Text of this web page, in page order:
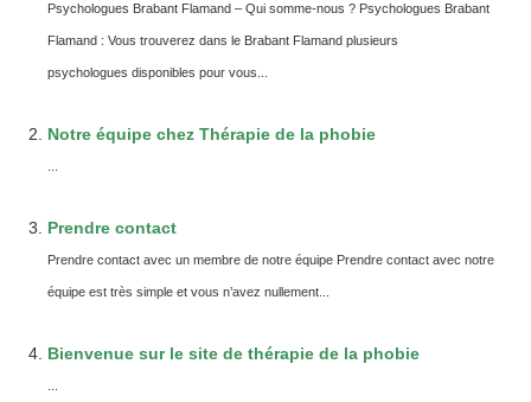
Psychologues Brabant Flamand – Qui somme-nous ? Psychologues Brabant
Flamand : Vous trouverez dans le Brabant Flamand plusieurs
psychologues disponibles pour vous...
Notre équipe chez Thérapie de la phobie
Prendre contact
Prendre contact avec un membre de notre équipe Prendre contact avec notre
équipe est très simple et vous n’avez nullement...
Bienvenue sur le site de thérapie de la phobie